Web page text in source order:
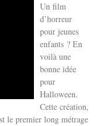
Un film
d’horreur
pour jeunes
enfants ? En
voilà une
bonne idée
pour
Halloween.
Cette création,
le premier long métrage